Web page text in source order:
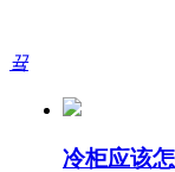
끀
冷柜应该